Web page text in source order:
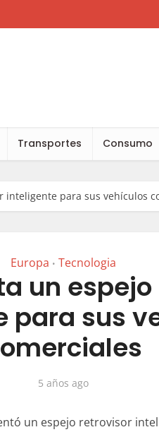
Transportes Consumo
inteligente para sus vehículos
Europa • Tecnologia
un
para sus
5 años ago
un espejo retrovisor